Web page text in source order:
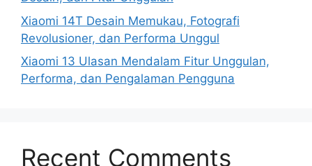
Xiaomi 14T Desain Memukau, Fotografi
Revolusioner, dan Performa Unggul
Xiaomi 13 Ulasan Mendalam Fitur Unggulan,
Performa, dan Pengalaman Pengguna
Recent Comments